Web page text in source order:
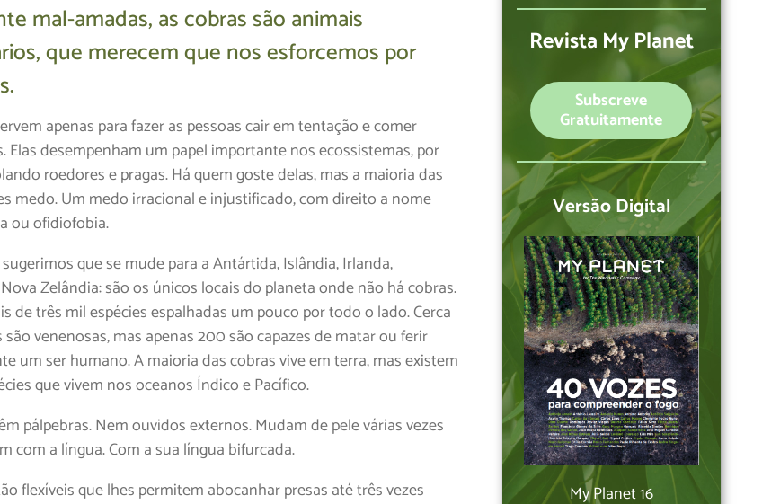
mal-amadas, as cobras são animais
que merecem que nos esforcemos por
apenas para fazer as pessoas cair em tentação e comer
Elas desempenham um papel importante nos ecossistemas, por
roedores e pragas. Há quem goste delas, mas a maioria das
medo. Um medo irracional e injustificado, com direito a nome
ou ofidiofobia.
sugerimos que se mude para a Antártida, Islândia, Irlanda,
Zelândia: são os únicos locais do planeta onde não há cobras.
de três mil espécies espalhadas um pouco por todo o lado. Cerca
venenosas, mas apenas 200 são capazes de matar ou ferir
um ser humano. A maioria das cobras vive em terra, mas existem
que vivem nos oceanos Índico e Pacífico.
pálpebras. Nem ouvidos externos. Mudam de pele várias vezes
com a língua. Com a sua língua bifurcada.
flexíveis que lhes permitem abocanhar presas até três vezes
Revista My Planet
Subscreve
Gratuitamente
Versão Digital
My Planet 16